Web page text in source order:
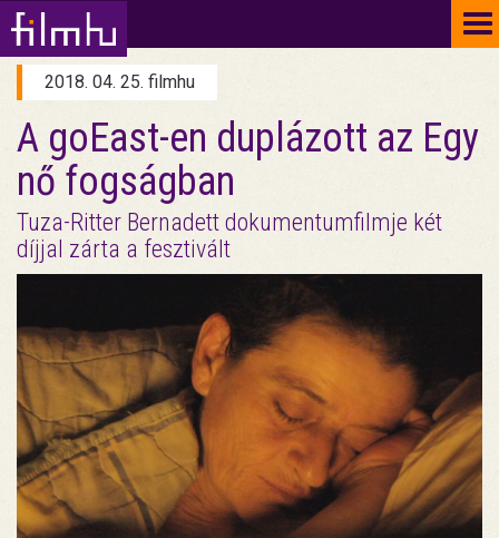
2018. 04. 25. filmhu
A goEast-en duplázott az Egy
nő fogságban
Tuza-Ritter Bernadett dokumentumfilmje két
díjjal zárta a fesztivált